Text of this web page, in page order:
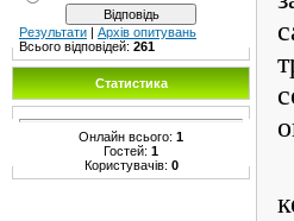
Результати | Архів опитувань
Всього відповідей: 261
Статистика
Онлайн всього: 1
Гостей: 1
Користувачів: 0